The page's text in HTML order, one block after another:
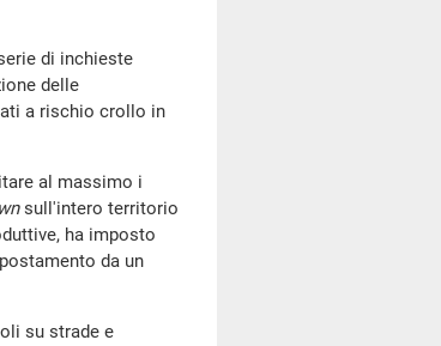
di inchieste
delle
a rischio crollo in
al massimo i
sull'intero territorio
ha imposto
da un
su strade e